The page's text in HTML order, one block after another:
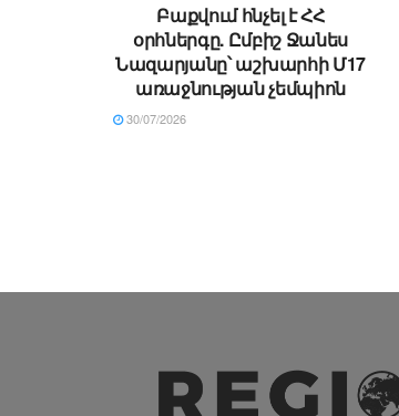
Բաքվում հնչել է ՀՀ
օրհներգը. Ըմբիշ Ջանես
Նազարյանը՝ աշխարհի Մ17
առաջնության չեմպիոն
30/07/2026